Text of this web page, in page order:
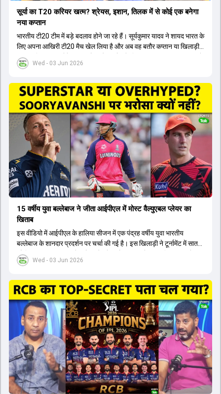
Wed - 03 Jun 2026
सूर्या का T20 करियर खत्म? श्रेयस, इशान, तिलक में से कोई एक बनेगा
नया कप्तान
भारतीय टी20 टीम में बड़े बदलाव होने जा रहे हैं। सूर्यकुमार यादव ने शायद भारत के
लिए अपना आखिरी टी20 मैच खेल लिया है और अब वह बतौर कप्तान या खिलाड़ी
टीम का हिस्सा नहीं होंगे। आयरलैंड और इंग्लैंड के खिलाफ आगामी टी20 सीरीज के
लिए नए कप्तान की तलाश जारी है। इस रेस में श्रेयस अय्यर सबसे आगे चल रहे
पटेल इस रेस में काफी पीछे हैं, जबकि संजू सैमसन और रजत पाटीदार कप्तानी की
दौड़ से बाहर हैं। आगामी सीरीज के लिए वैभव सूर्यवंशी को तीसरे ओपनर के तौर पर
टीम में शामिल किया जाएगा, जबकि अभिषेक शर्मा और संजू सैमसन पहली पसंद
होंगे। इसके अलावा नीतीश रेड्डी को बतौर ऑलराउंडर ज्यादा मौके मिलेंगे। अजीत
अगरकर की अगुवाई वाली चयन समिति और कोच गौतम गंभीर आगामी टी20 वर्ल्ड
कप और 2028 ओलंपिक के लिए लंबी अवधि का विजन लेकर चल रहे हैं।
Wed - 03 Jun 2026
15 वर्षीय युवा बल्लेबाज ने जीता आईपीएल में मोस्ट वैल्युएबल प्लेयर का
खिताब
इस वीडियो में आईपीएल के हालिया सीजन में एक पंद्रह वर्षीय युवा भारतीय
बल्लेबाज के शानदार प्रदर्शन पर चर्चा की गई है। इस खिलाड़ी ने टूर्नामेंट में सात
सौ छिहत्तर रन बनाकर ऑरेंज कैप और मोस्ट वैल्युएबल प्लेयर का खिताब अपने नाम
किया है। वीडियो में बताया गया है कि ऑस्ट्रेलियाई टीम के वर्तमान कप्तान और
ऑस्ट्रेलियाई कप्तान के अनुसार, शुरुआत में लोगों को इस खिलाड़ी के प्रदर्शन पर
संदेह था, लेकिन अब उसने खुद को एक बेहतरीन बल्लेबाज साबित कर दिया है जो
गेंद को बाउंड्री के काफी पार मारने की क्षमता रखता है। वहीं, इंग्लैंड के पूर्व कप्तान
ने कहा कि टूर्नामेंट जीतने वाली टीम के अलावा इस सीजन की सबसे बड़ी बात इस
युवा खिलाड़ी का प्रदर्शन रहा है, जिसे देखने के लिए स्टेडियम में भारी भीड़ उमड़ती
थी। शानदार प्रदर्शन के बाद इस युवा खिलाड़ी को श्रीलंका में होने वाली
त्रिकोणीय सीरीज के लिए इंडिया ए टीम में भी शामिल कर लिया गया है।